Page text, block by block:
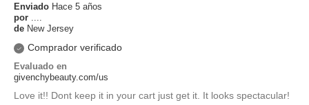
Enviado Hace 5 años
por
de New Jersey
Comprador verificado
Evaluado en
givenchybeauty.com/us
Love it!! Dont keep it in your cart just get it. It looks spectacular!